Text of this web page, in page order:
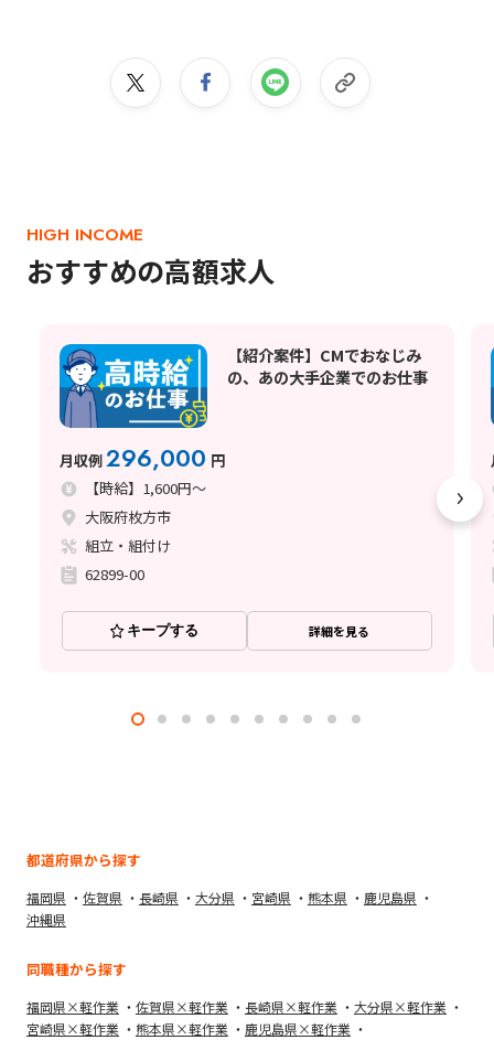
HIGH INCOME
おすすめの高額求人
【紹介案件】CMでおなじみ
の、あの大手企業でのお仕事
月収例296,000 円
【時給】1,600円～
大阪府枚方市
組立・組付け
62899-00
キープする 詳細を見る
都道府県から探す
福岡県 佐賀県 長崎県 大分県 宮崎県 熊本県
鹿児島県
沖縄県
同職種から探す
福岡県×軽作業 佐賀県×軽作業 長崎県×軽作業
大分県×軽作業
宮崎県×軽作業
熊本県×軽作業
鹿児島県×軽作業